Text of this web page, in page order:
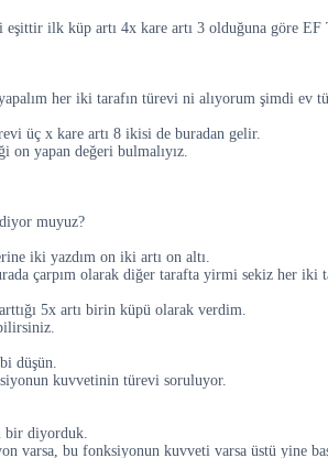
ilk küp artı 4x kare artı 3 olduğuna göre EF
her iki tarafın türevi ni alıyorum şimdi
üç x kare artı 8 ikisi de buradan gelir.
on yapan değeri bulmalıyız.
muyuz?
iki yazdım on iki artı on altı.
çarpım olarak diğer tarafta yirmi sekiz her
5x artı birin küpü olarak verdim.
düşün.
kuvvetinin türevi soruluyor.
bir diyorduk.
varsa, bu fonksiyonun kuvveti varsa üstü yine